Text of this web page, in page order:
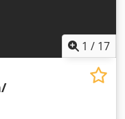
1 / 17